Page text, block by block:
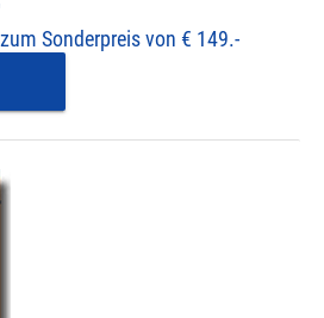
Sonderpreis von € 149.-